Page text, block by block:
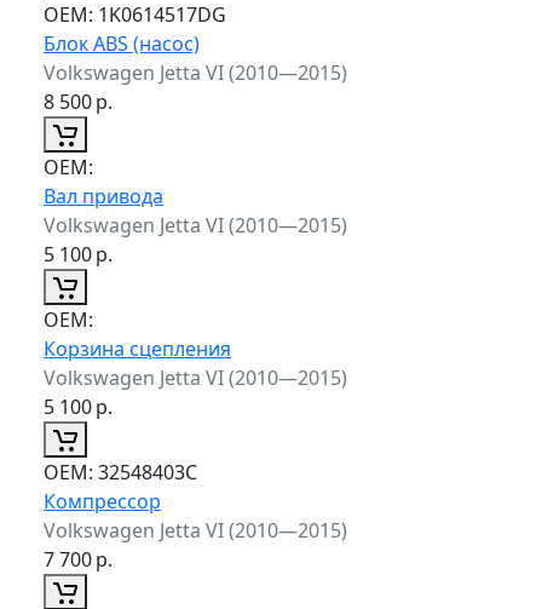
ОЕМ: 1K0614517DG
Блок ABS (насос)
Volkswagen Jetta VI (2010—2015)
8 500р.
ОЕМ:
Вал привода
Volkswagen Jetta VI (2010—2015)
5 100р.
ОЕМ:
Корзина сцепления
Volkswagen Jetta VI (2010—2015)
5 100р.
ОЕМ: 32548403C
Компрессор
Volkswagen Jetta VI (2010—2015)
7 700р.